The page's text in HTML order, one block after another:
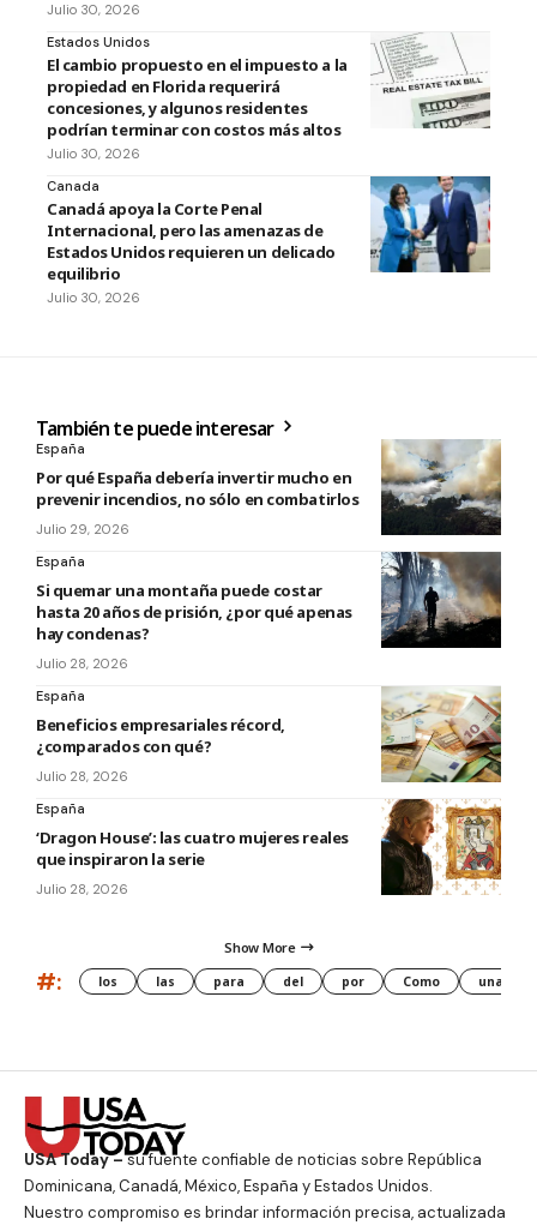
Julio 30, 2026
Estados Unidos
El cambio propuesto en el impuesto a la
propiedad en Florida requerirá
concesiones, y algunos residentes
podrían terminar con costos más altos
Julio 30, 2026
Canada
Canadá apoya la Corte Penal
Internacional, pero las amenazas de
Estados Unidos requieren un delicado
equilibrio
Julio 30, 2026
También te puede interesar
España
Por qué España debería invertir mucho en
prevenir incendios, no sólo en combatirlos
Julio 29, 2026
España
Si quemar una montaña puede costar
hasta 20 años de prisión, ¿por qué apenas
hay condenas?
Julio 28, 2026
España
Beneficios empresariales récord,
¿comparados con qué?
Julio 28, 2026
España
‘Dragon House’: las cuatro mujeres reales
que inspiraron la serie
Julio 28, 2026
Show More
#: los las para del por Como una
USA Today –su fuente confiable de noticias sobre República
Dominicana, Canadá, México, España y Estados Unidos.
Nuestro compromiso es brindar información precisa, actualizada